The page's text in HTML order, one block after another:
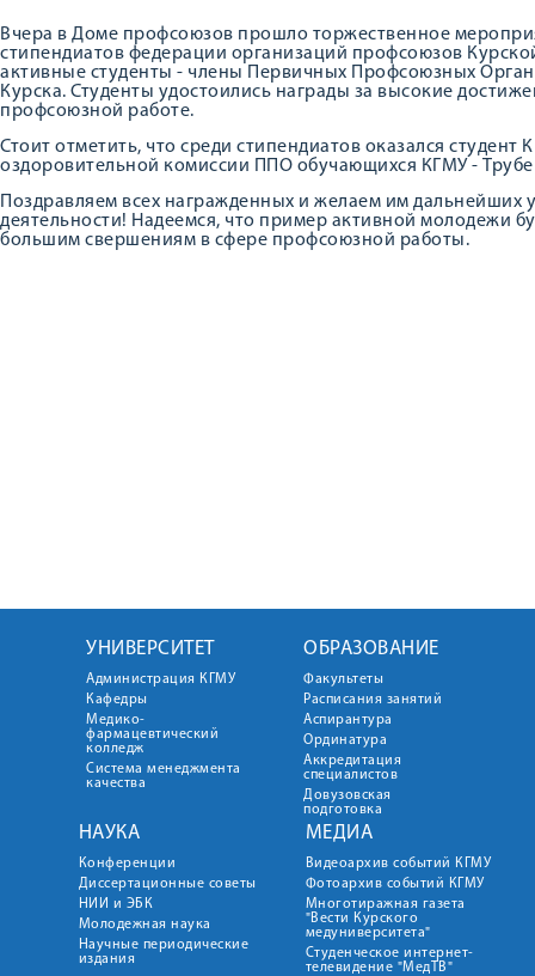
Вчера в Доме профсоюзов прошло торжественное
стипендиатов федерации организаций профсоюзов
активные студенты - члены Первичных Профсоюзных
Курска. Студенты удостоились награды за высокие
профсоюзной работе.
Стоит отметить, что среди стипендиатов оказался студент
оздоровительной комиссии ППО обучающихся КГМУ -
Поздравляем всех награжденных и желаем им дальнейших
деятельности! Надеемся, что пример активной молодежи
большим свершениям в сфере профсоюзной работы.
УНИВЕРСИТЕТ
Администрация КГМУ
Кафедры
Медико-
фармацевтический
колледж
Система менеджмента
качества
ОБРАЗОВАНИЕ
Факультеты
Расписания занятий
Аспирантура
Ординатура
Аккредитация
специалистов
Довузовская
подготовка
НАУКА
Конференции
Диссертационные советы
НИИ и ЭБК
Молодежная наука
Научные периодические
издания
МЕДИА
Видеоархив событий КГМУ
Фотоархив событий КГМУ
Многотиражная газета
"Вести Курского
медуниверситета"
Студенческое интернет-
телевидение "МедТВ"